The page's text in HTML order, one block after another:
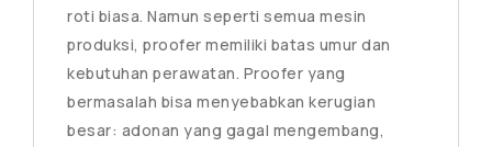
roti biasa. Namun seperti semua mesin
produksi, proofer memiliki batas umur dan
kebutuhan perawatan. Proofer yang
bermasalah bisa menyebabkan kerugian
besar: adonan yang gagal mengembang,